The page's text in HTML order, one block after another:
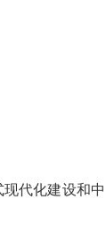
代化建设和中